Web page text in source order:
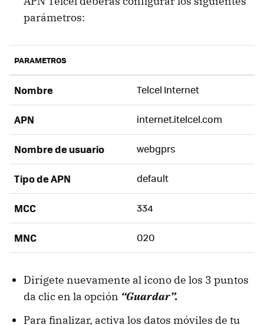
parámetros:
PARAMETROS
Nombre Telcel Internet
APN internet.itelcel.com
Nombre de usuario webgprs
Tipo de APN default
MCC 334
MNC 020
Dirígete nuevamente al icono de los 3 puntos
da clic en la opción “Guardar”.
Para finalizar, activa los datos móviles de tu